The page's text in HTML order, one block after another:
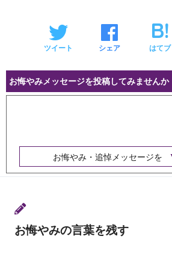
ツイート シェア はてブ
お悔やみメッセージを投稿してみませんか
お悔やみ・追悼メッセージを
お悔やみの言葉を残す